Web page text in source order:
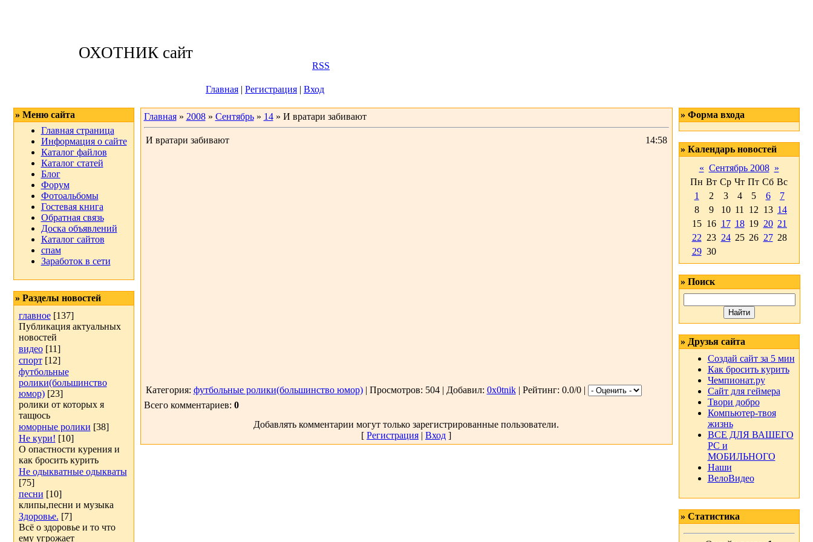
ОХОТНИК сайт
RSS
Главная | Регистрация | Вход
» Меню сайта
Главная страница
Информация о сайте
Каталог файлов
Каталог статей
Блог
Форум
Фотоальбомы
Гостевая книга
Обратная связь
Доска объявлений
Каталог сайтов
спам
Заработок в сети
» Разделы новостей
главное [137]
Публикация актуальных
новостей
видео [11]
спорт [12]
футбольные
ролики(большинство
юмор) [23]
ролики от которых я
тащюсь
юморные ролики [38]
Не кури! [10]
О опастности курения и
как бросить курить
Не одыкватные одыкваты
[75]
песни [10]
клипы,песни и музыка
Здоровье. [7]
Всё о здоровье и то что
ему угрожает
Главная» 2008 » Сентябрь » 14» И вратари забивают
И вратари забивают 14:58
Категория: футбольные ролики(большинство юмор)| Просмотров: 504 | Добавил: 0x0tnik| Рейтинг: 0.0/0 |
Всего комментариев: 0
Добавлять комментарии могут только зарегистрированные пользователи.
[ Регистрация | Вход ]
» Форма входа
» Календарь новостей
« Сентябрь 2008 »
Пн Вт Ср Чт Пт Сб Вс
1
2 3 4 5 6
7
8
9 10 11 12 13 14
15 16 17 18 19 20 21
22 23 24 25 26 27 28
29 30
» Поиск
» Друзья сайта
Создай сайт за 5 мин
Как бросить курить
Чемпионат.ру
Сайт для геймера
Твори добро
Компьютер-твоя
жизнь
ВСЕ ДЛЯ ВАШЕГО
РС и
МОБИЛЬНОГО
Наши
ВелоВидео
» Статистика